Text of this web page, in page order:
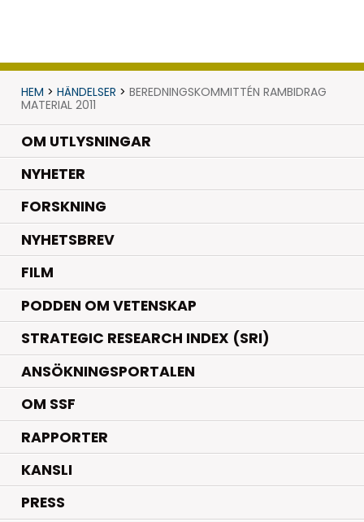
HEM > HÄNDELSER > BEREDNINGSKOMMITTÉN RAMBIDRAG
MATERIAL 2011
OM UTLYSNINGAR
NYHETER.
FORSKNING.
NYHETSBREV
FILM
PODDEN OM VETENSKAP
STRATEGIC RESEARCH INDEX (SRI)
ANSÖKNINGSPORTALEN
OM SSF
RAPPORTER
KANSLI
PRESS